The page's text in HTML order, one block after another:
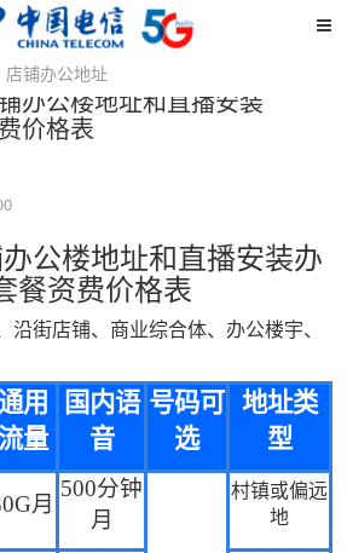
详情
店铺办公地址
办公楼地址和直播安装
价格表
公楼地址和直播安装办
餐资费价格表
沿街店铺、商业综合体、办公楼宇、
通用
量
国内语
音
号码可
选
地址类
型
月
500分钟
月
村镇或偏远
地